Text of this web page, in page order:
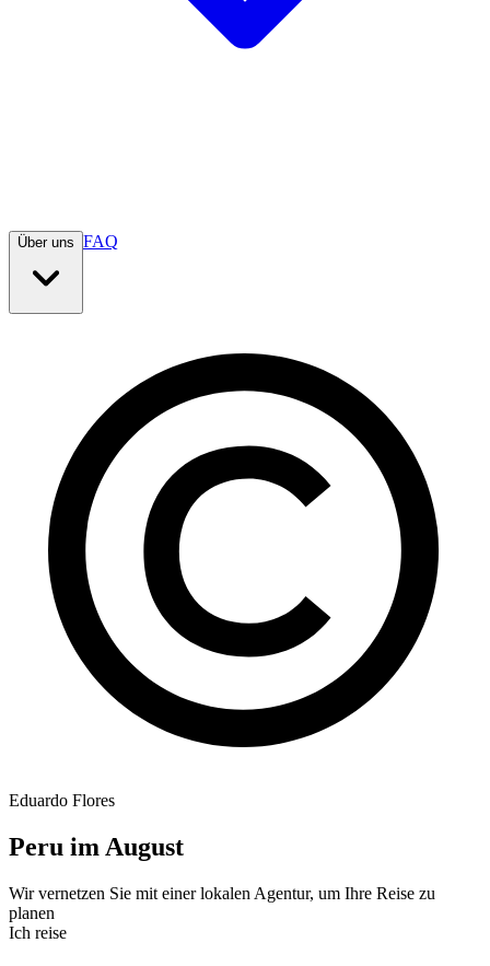
Über uns FAQ
Eduardo Flores
Peru im August
Wir vernetzen Sie mit einer lokalen Agentur, um Ihre Reise zu
planen
Ich reise